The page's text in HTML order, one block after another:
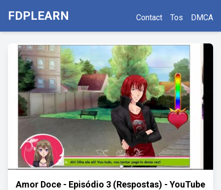
FDPLEARN Contact Tos DMCA
Amor Doce - Episódio 3 (Respostas) - YouTube